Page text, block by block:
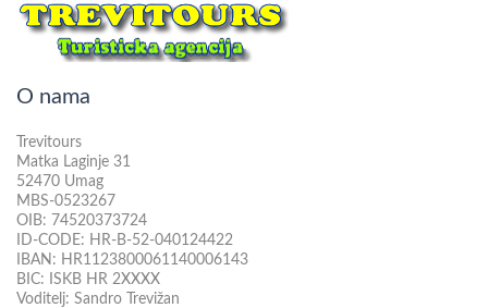
O nama
Trevitours
Matka Laginje 31
52470 Umag
MBS-0523267
OIB: 74520373724
ID-CODE: HR-B-52-040124422
IBAN: HR1123800061140006143
BIC: ISKB HR 2XXXX
Voditelj: Sandro Trevižan